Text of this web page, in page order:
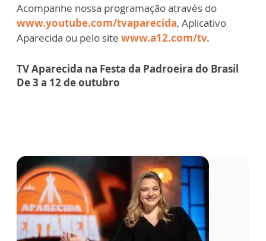
Acompanhe nossa programação através do
www.youtube.com/tvaparecida, Aplicativo
Aparecida ou pelo site www.a12.com/tv.
TV Aparecida na Festa da Padroeira do Brasil
De 3 a 12 de outubro